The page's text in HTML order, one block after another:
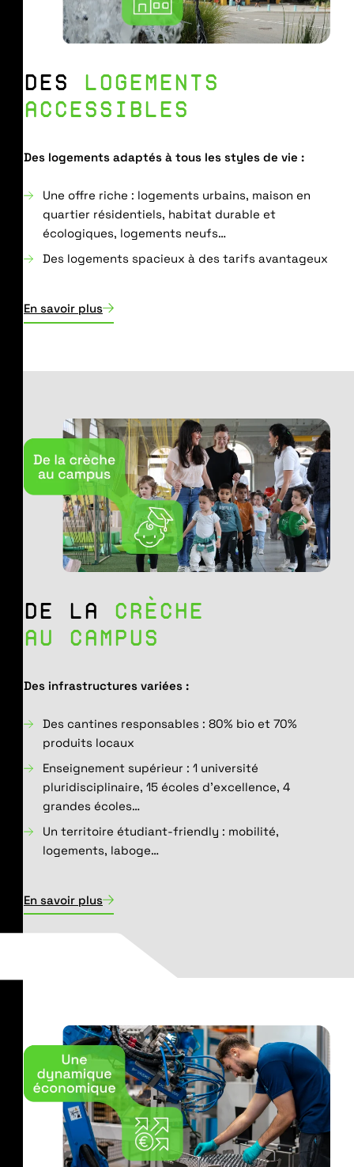
DES LOGEMENTS
ACCESSIBLES
Des logements adaptés à tous les styles de vie :
Une offre riche : logements urbains, maison en
quartier résidentiels, habitat durable et
écologiques, logements neufs…
Des logements spacieux à des tarifs avantageux
En savoir plus
DE LA CRÈCHE
AU CAMPUS
Des infrastructures variées :
Des cantines responsables : 80% bio et 70%
produits locaux
Enseignement supérieur : 1 université
pluridisciplinaire, 15 écoles d’excellence, 4
grandes écoles…
Un territoire étudiant-friendly : mobilité,
logements, laboge…
En savoir plus